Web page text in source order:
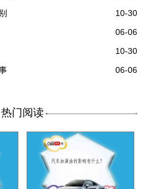
10-30
06-06
10-30
06-06
热门阅读